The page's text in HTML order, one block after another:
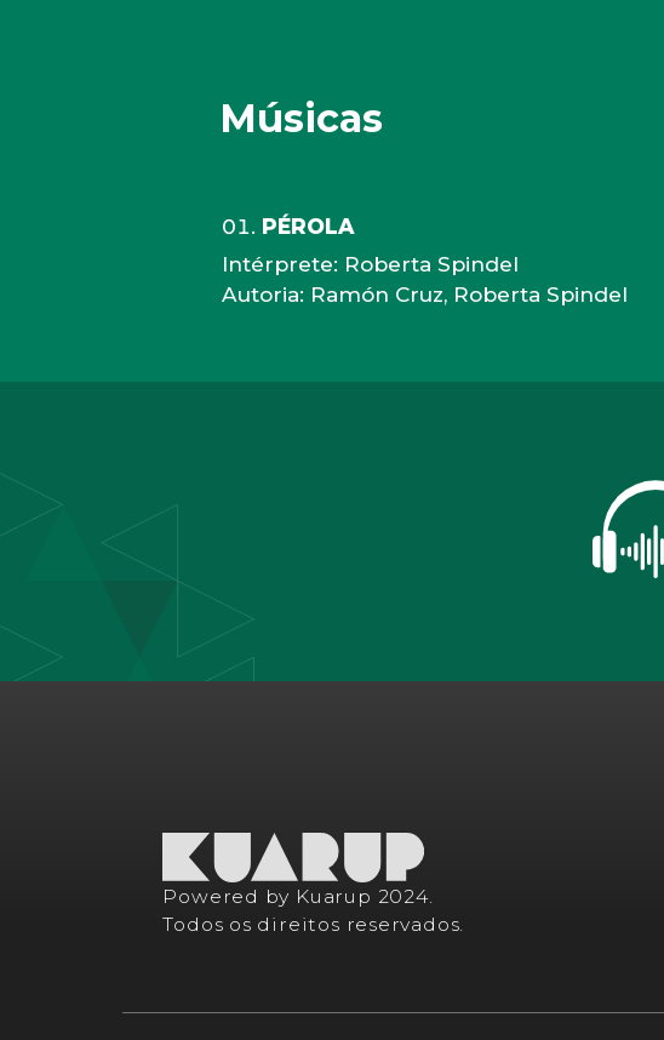
Músicas
PÉROLA
Intérprete: Roberta Spindel
Autoria: Ramón Cruz, Roberta Spindel
Powered by Kuarup 2024.
Todos os direitos reservados.